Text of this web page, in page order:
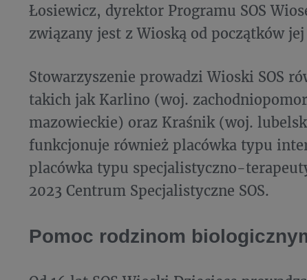
Łosiewicz, dyrektor Programu SOS
związany jest z Wioską od początków
Stowarzyszenie prowadzi Wioski SOS
takich jak Karlino (woj.
mazowieckie) oraz Kraśnik (woj.
funkcjonuje również placówka typu
placówka typu specjalistyczno-
2023 Centrum Specjalistyczne SOS.
Pomoc rodzinom